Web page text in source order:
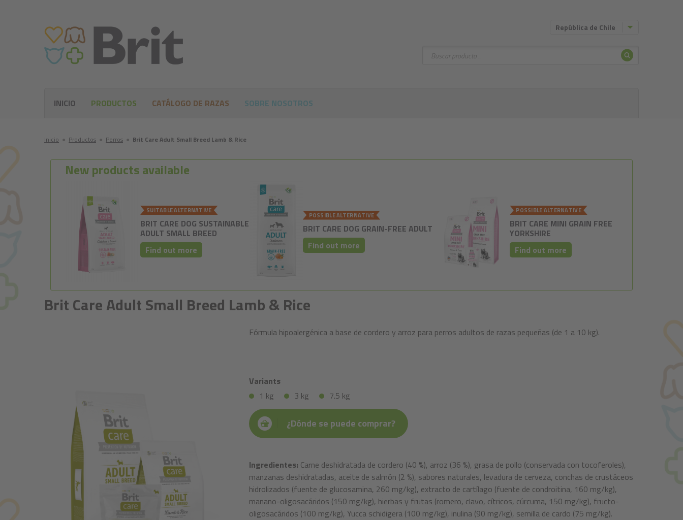
Inicio ● Productos ● Perros ● Brit Care Adult Small Breed Lamb & Rice
New products available
SUITABLE ALTERNATIVE
BRIT CARE DOG SUSTAINABLE
ADULT SMALL BREED
Find out more
POSSIBLE ALTERNATIVE
BRIT CARE DOG GRAIN-FREE ADULT
Find out more
POSSIBLE ALTERNATIVE
BRIT CARE MINI GRAIN FREE
YORKSHIRE
Find out more
Brit Care Adult Small Breed Lamb & Rice
Fórmula hipoalergénica a base de cordero y arroz para perros adultos de razas pequeñas (de 1 a 10 kg).
Variants
1 kg
3 kg 7.5 kg
¿Dónde se puede comprar?
Ingredientes: Carne deshidratada de cordero (40 %), arroz (36 %), grasa de pollo (conservada con tocoferoles),
manzanas deshidratadas, aceite de salmón (2 %), sabores naturales, levadura de cerveza, conchas de crustáceos
hidrolizados (fuente de glucosamina, 260 mg/kg), extracto de cartílago (fuente de condroitina, 160 mg/kg),
manano-oligosacáridos (150 mg/kg), hierbas y frutas (romero, clavo, cítricos, cúrcuma, 150 mg/kg), fructo-
oligosacáridos (100 mg/kg), Yucca schidigera (100 mg/kg), inulina (90 mg/kg), semilla de cardo (75 mg/kg).
República de Chile
Buscar Buscar
INICIO PRODUCTOS CATÁLOGO DE RAZAS SOBRE NOSOTROS